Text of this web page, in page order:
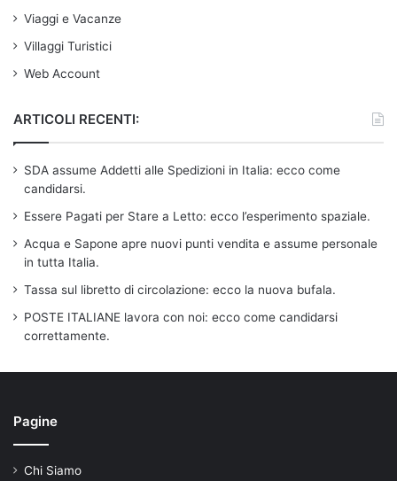
Viaggi e Vacanze
Villaggi Turistici
Web Account
ARTICOLI RECENTI:
SDA assume Addetti alle Spedizioni in Italia: ecco come
candidarsi.
Essere Pagati per Stare a Letto: ecco l’esperimento spaziale.
Acqua e Sapone apre nuovi punti vendita e assume personale
in tutta Italia.
Tassa sul libretto di circolazione: ecco la nuova bufala.
POSTE ITALIANE lavora con noi: ecco come candidarsi
correttamente.
Pagine
Chi Siamo